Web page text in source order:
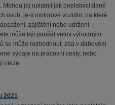
Mohou jej uplatnit jak poplatníci daně
osob, je-li motorové vozidlo, na které
zajištění nebo udržení
může být paušál velmi výhodným
se může rozhodnout, zda v daňovém
výdaje na pracovní cesty, nebo
nelze.
2021